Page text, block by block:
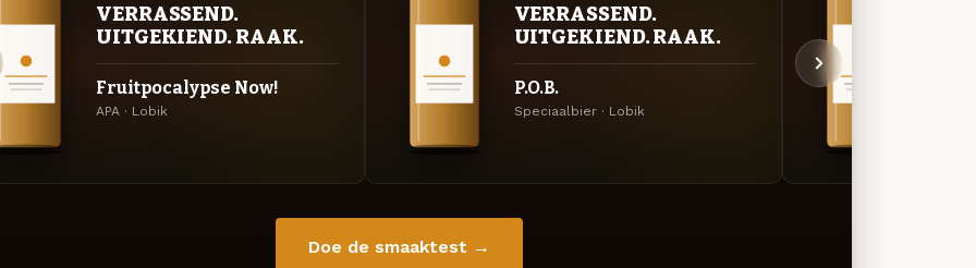
VERRASSEND.
UITGEKIEND. RAAK.
Fruitpocalypse Now!
APA · Lobik
VERRASSEND.
UITGEKIEND. RAAK.
P.O.B.
Speciaalbier · Lobik
Doe de smaaktest →